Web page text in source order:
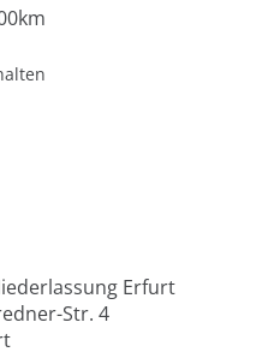
Erfurt
Str. 4